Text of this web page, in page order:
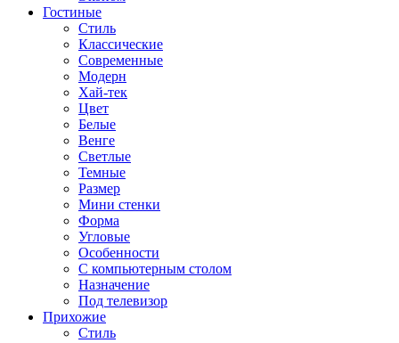
Гостиные
Стиль
Классические
Современные
Модерн
Хай-тек
Цвет
Белые
Венге
Светлые
Темные
Размер
Мини стенки
Форма
Угловые
Особенности
С компьютерным столом
Назначение
Под телевизор
Прихожие
Стиль